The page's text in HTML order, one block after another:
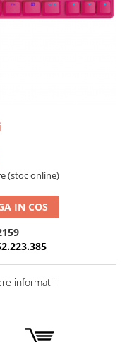
(stoc online)
IN COS
informatii